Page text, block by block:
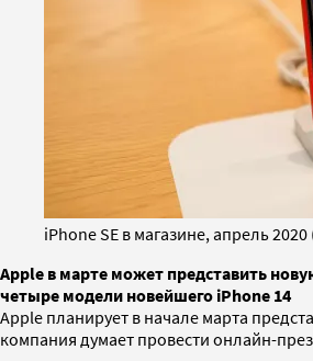
iPhone SE в магазине, апрель
Apple в марте может представить
четыре модели новейшего iPhone 14
Apple планирует в начале марта
компания думает провести онлайн-